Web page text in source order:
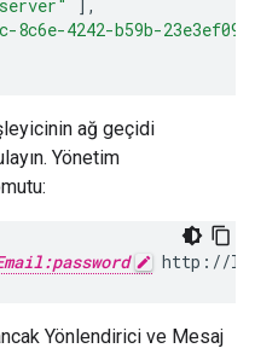
],
8c6e-4242-b59b-
ağ geçidi
Yönetim
http://
Yönlendirici ve Mesaj